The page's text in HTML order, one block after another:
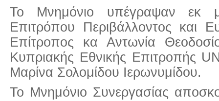
Το Μνημόνιο υπέγραψαν εκ
Επιτρόπου Περιβάλλοντος και
Επίτροπος κα Αντωνία
Κυπριακής Εθνικής Επιτροπής
Μαρίνα Σολομίδου Ιερωνυμίδου.
To Μνημόνιο Συνεργασίας